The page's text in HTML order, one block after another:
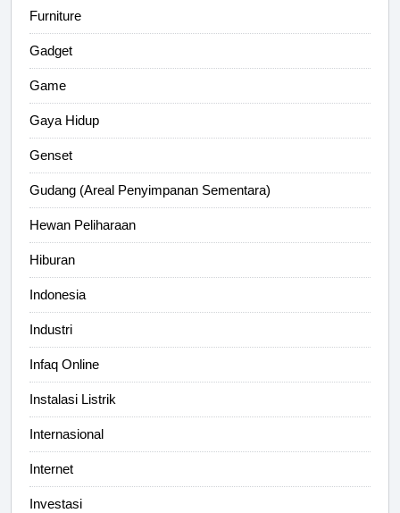
Furniture
Gadget
Game
Gaya Hidup
Genset
Gudang (Areal Penyimpanan Sementara)
Hewan Peliharaan
Hiburan
Indonesia
Industri
Infaq Online
Instalasi Listrik
Internasional
Internet
Investasi